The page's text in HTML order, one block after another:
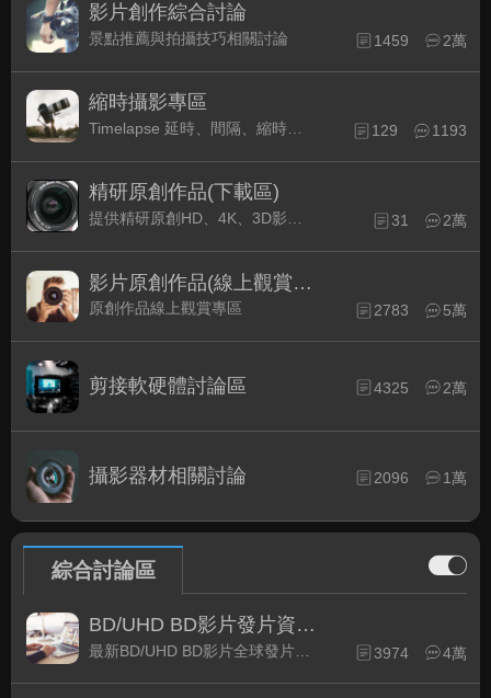
影片創作綜合討論
景點推薦與拍攝技巧相關討論 1459 2萬
縮時攝影專區
129 1193
精研原創作品(下載區)
提供精研原創HD、4K、3D影片作品下載專區 31 2萬
影片原創作品(線上觀賞區)
原創作品線上觀賞專區 2783 5萬
剪接軟硬體討論區 4325 2萬
攝影器材相關討論 2096 1萬
綜合討論區
BD/UHD BD影片發片資訊
3974 4萬